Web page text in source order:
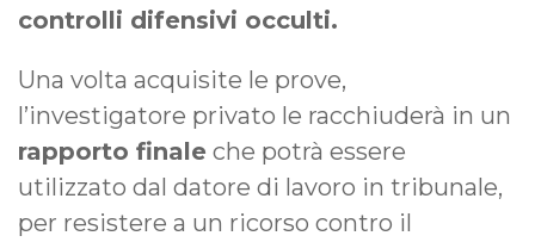
controlli difensivi occulti.
Una volta acquisite le prove,
l’investigatore privato le racchiuderà in un
rapporto finale che potrà essere
utilizzato dal datore di lavoro in tribunale,
per resistere a un ricorso contro il